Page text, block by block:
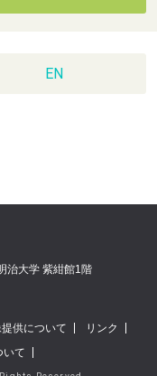
EN
治大学 紫紺館1階
供について
リンク
いて